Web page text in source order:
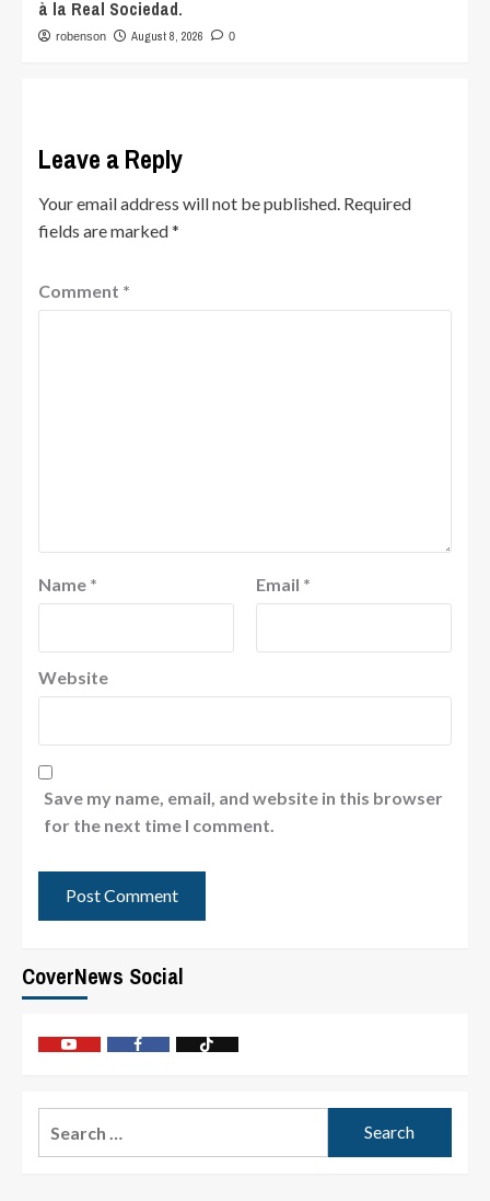
à la Real Sociedad.
robenson August 8, 2026 0
Leave a Reply
Your email address will not be published. Required
fields are marked*
Comment *
Name * Email *
Website
Save my name, email, and website in this browser
for the next time I comment.
CoverNews Social